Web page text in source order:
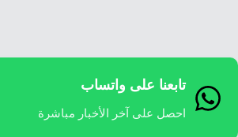
تابعنا على واتساب
احصل على آخر الأخبار مباشرة